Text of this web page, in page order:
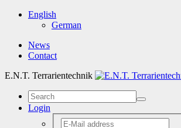
English
German
News
Contact
E.N.T. Terrarientechnik
Login